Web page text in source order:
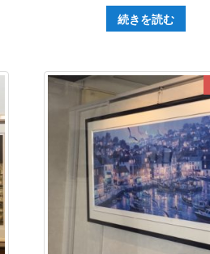
続きを読む